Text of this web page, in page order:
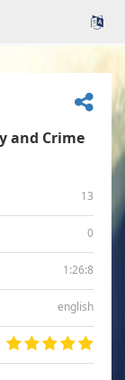
and Crime
13
0
1:26:8
english